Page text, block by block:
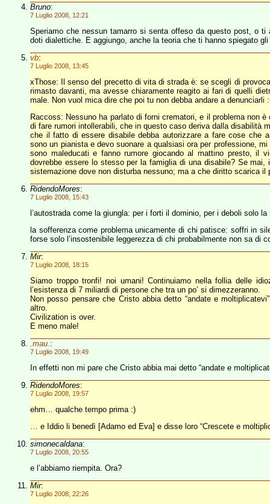
Bruno:
7 Luglio 2008, 12:21
Speriamo che nessun tamarro si senta offeso da questo post, o
doti dialettiche. E aggiungo, anche la teoria che ti hanno spiegato
vb:
7 Luglio 2008, 13:45
xThose: Il senso del precetto di vita di strada è: se scegli di
rimasto davanti, ma avesse chiaramente reagito ai fari di quelli
male. Non vuol mica dire che poi tu non debba andare a denunciarli
Raccoss: Nessuno ha parlato di forni crematori, e il problema non
di fare rumori intollerabili, che in questo caso deriva dalla disabilità
che il fatto di essere disabile debba autorizzare a fare cose che
sono un pianista e devo suonare a qualsiasi ora per professione,
sono maleducati e fanno rumore giocando al mattino presto, il
dovrebbe essere lo stesso per la famiglia di una disabile? Se
sistemazione dove non disturba nessuno; ma a che diritto scarica il
RidendoMores:
7 Luglio 2008, 15:43
l’autostrada come la giungla: per i forti il dominio, per i deboli solo
la sofferenza come problema unicamente di chi patisce: soffri in
forse solo l’insostenibile leggerezza di chi probabilmente non sa di
Mir:
7 Luglio 2008, 18:15
Siamo troppo tronfi! noi umani! Continuiamo nella follia delle
l’esistenza di 7 miliardi di persone che tra un po’ si dimezzeranno.
Non posso pensare che Cristo abbia detto “andate e
altro.
Civilization is over.
E meno male!
.mau. :
7 Luglio 2008, 19:49
In effetti non mi pare che Cristo abbia mai detto “andate e
RidendoMores:
7 Luglio 2008, 19:57
ehm… qualche tempo prima :)
… e Iddio li benedì [Adamo ed Eva] e disse loro “Crescete e
simonecaldana:
7 Luglio 2008, 20:55
e l’abbiamo riempita. Ora?
Mir:
7 Luglio 2008, 22:26